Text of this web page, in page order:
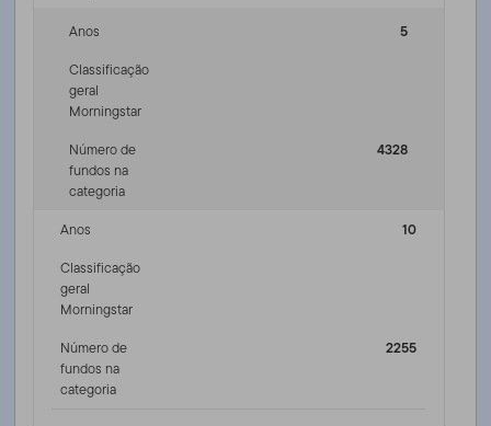
Anos
5
Classificação
geral
Morningstar
Número de
fundos na
categoria
4328
Anos
10
Classificação
geral
Morningstar
Número de
fundos na
categoria
2255